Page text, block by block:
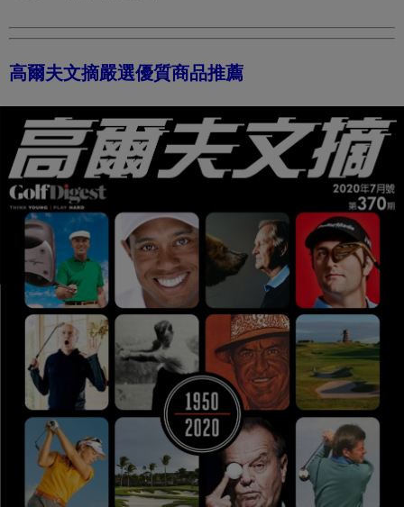
高爾夫文摘嚴選優質商品推薦